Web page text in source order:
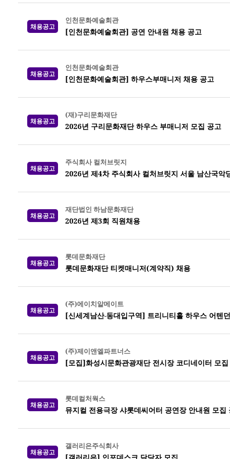
채용공고
인천문화예술회관
[인천문화예술회관] 공연 안내원 채용 공고
채용공고
인천문화예술회관
[인천문화예술회관] 하우스부매니저 채용 공고
채용공고
(재)구리문화재단
2026년 구리문화재단 하우스 부매니저 모집 공고
채용공고
주식회사 컬처브릿지
2026년 제4차 주식회사 컬처브릿지 서울 남산국악
채용공고
재단법인 하남문화재단
2026년 제3회 직원채용
채용공고
롯데문화재단
롯데문화재단 티켓매니저(계약직) 채용
채용공고
(주)에이치알메이트
[신세계남산-동대입구역] 트리니티홀 하우스 어텐
채용공고
(주)제이앤엘파트너스
[모집]화성시문화관광재단 전시장 코디네이터 모집
채용공고
롯데컬처웍스
뮤지컬 전용극장 샤롯데씨어터 공연장 안내원 모
채용공고
갤러리은주식회사